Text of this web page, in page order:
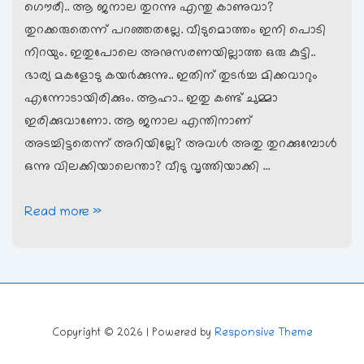
ഗൌരീ.. ആ ജനാല തുറന്നു എന്തു കാണുവാ?
തുറക്കരുതെന്ന് പറഞ്ഞതല്ലേ. വീടുമൊത്തം ഇനി പൊടി
നിറയും. ഇതുപോലെ അനുസരണയില്ലാത്ത ഒരു കുട്ടി..
ഭാര്യ മകളോടു കയര്‍ക്കുന്നു.. ഇതിന് തുടര്‍ച്ച മിക്കവാറും
എന്നോടായിരിക്കും. ആഹാ.. ഇതു കണ്ട് ചുമ്മാ
ഇരിക്കുവാണോ. ആ ജനാല എന്തിനാണ്
അടച്ചിട്ടതെന്ന് അറിയില്ലേ? അവള്‍ അതു തുറക്കുമ്പോള്‍
ഒന്നു വിലക്കിയാലെന്താ? വീടു വൃത്തിയാക്കി …
ഗൌരിയും
Read more »
Copyright © 2026 | Powered by Responsive Theme